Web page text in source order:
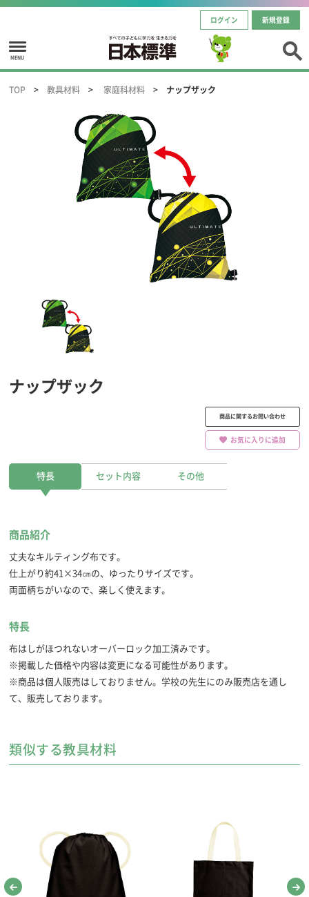
ログイン 新規登録
MENU
TOP 教具材料 家庭科材料 ナップザック
ナップザック
商品に関するお問い合わせ
お気に入りに追加
特長 セット内容 その他
商品紹介
丈夫なキルティング布です。
仕上がり約41×34㎝の、ゆったりサイズです。
両面柄ちがいなので、楽しく使えます。
特長
布はしがほつれないオーバーロック加工済みです。
セット内容
●丸ひも・・・・・・2本
●布テープ・・・・・2本
参考使用月例
・東書 5年1月～3月/6年9月～11月
※掲載した価格や内容は変更になる可能性があります。
※商品は個人販売はしておりません。学校の先生にのみ販売店を通し
て、販売しております。
類似する教具材料